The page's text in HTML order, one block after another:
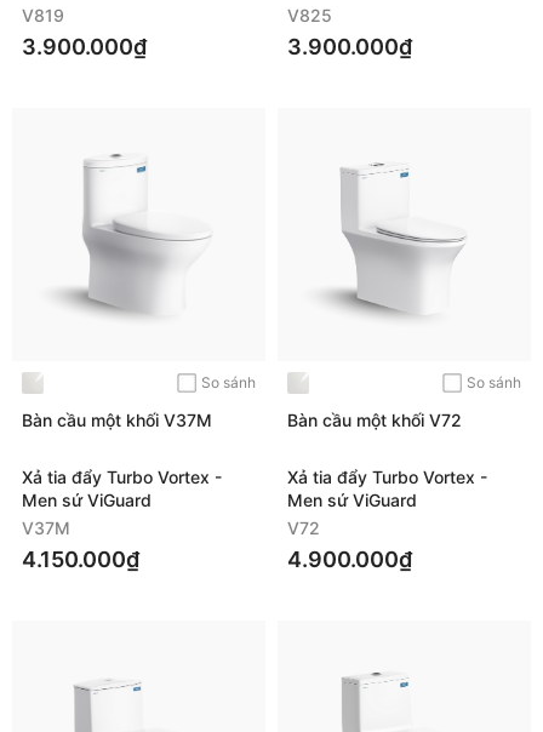
V819
3.900.000₫
V825
3.900.000₫
So sánh
Bàn cầu một khối V37M
Xả tia đẩy Turbo Vortex -
Men sứ ViGuard
V37M
4.150.000₫
So sánh
Bàn cầu một khối V72
Xả tia đẩy Turbo Vortex -
Men sứ ViGuard
V72
4.900.000₫